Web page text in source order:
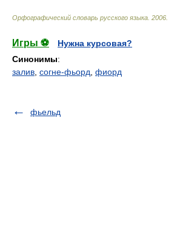
Орфографический словарь русского языка 2006
Игры ⚽
Нужна курсовая?
Синонимы:
залив согне-фьорд фиорд
фьельд